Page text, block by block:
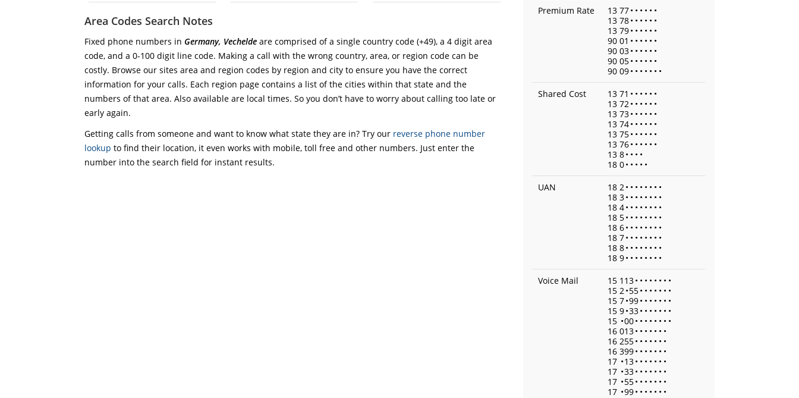
Area Codes Search Notes
Fixed phone numbers in Germany, Vechelde are comprised of a single country code (+49), a 4 digit area
code, and a 0-100 digit line code. Making a call with the wrong country, area, or region code can be
costly. Browse our sites area and region codes by region and city to ensure you have the correct
information for your calls. Each region page contains a list of the cities within that state and the
numbers of that area. Also available are local times. So you don’t have to worry about calling too late or
early again.
Getting calls from someone and want to know what state they are in? Try our reverse phone number
lookup to find their location, it even works with mobile, toll free and other numbers. Just enter the
number into the search field for instant results.
Premium Rate
13 77• • • • • •
13 78• • • • • •
13 79• • • • • •
90 01 • • • • • •
90 03• • • • • •
90 05• • • • • •
90 09• • • • • • •
Shared Cost
13 71 • • • • • •
13 72• • • • • •
13 73• • • • • •
13 74• • • • • •
13 75• • • • • •
13 76• • • • • •
13 8• • • •
18 0• • • • •
UAN
18 2• • • • • • • •
18 3• • • • • • • •
18 4• • • • • • • •
18 5• • • • • • • •
18 6• • • • • • • •
18 7• • • • • • • •
18 8• • • • • • • •
18 9• • • • • • • •
Voice Mail
15 113• • • • • • • •
15 2•55• • • • • • •
15 7•99• • • • • • •
15 9•33• • • • • • •
15 •00• • • • • • • •
16 013• • • • • • •
16 255• • • • • • •
16 399• • • • • • •
17 •13• • • • • • •
17 •33• • • • • • •
17 •55• • • • • • •
17 •99• • • • • • •